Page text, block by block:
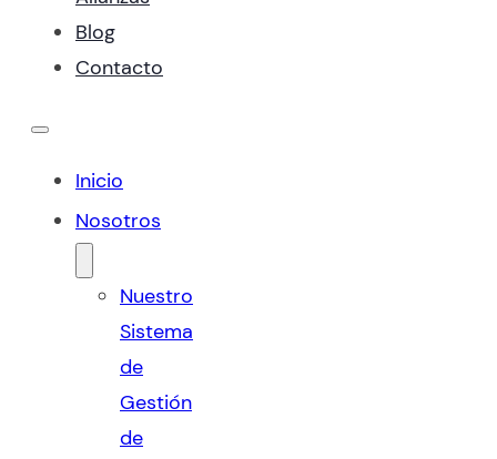
Blog
Contacto
Inicio
Nosotros
Nuestro
Sistema
de
Gestión
de